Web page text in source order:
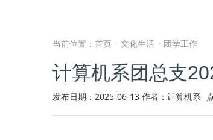
当前位置： 首页 · 文化生活 · 团学工作
计算机系团总支
发布日期：2025-06-13 作者：计算机系